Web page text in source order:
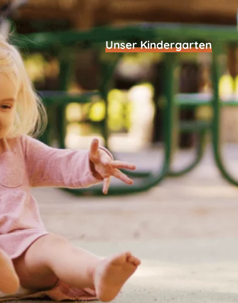
Skip
to
content
Unser Kindergarten